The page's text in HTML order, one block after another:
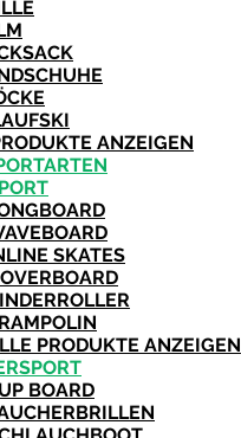
ANZEIGEN
SKATES
PRODUKTE ANZEIGEN
BOARD